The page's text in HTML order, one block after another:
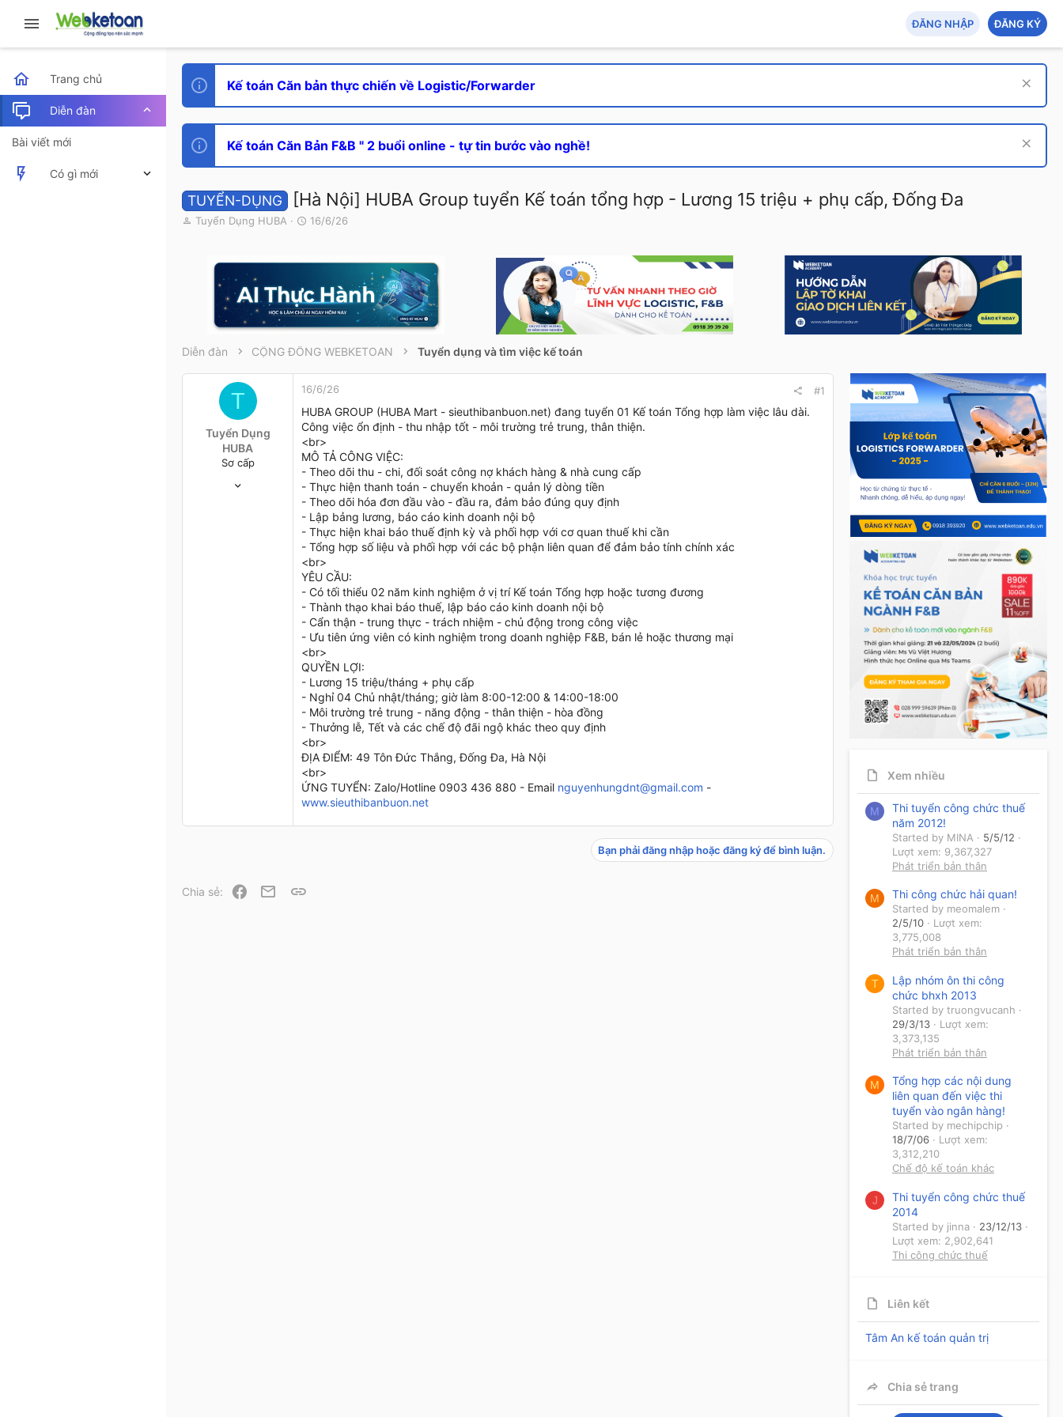
ĐĂNG NHẬP ĐĂNG KÝ
Trang chủ
Diễn đàn
Bài viết mới
Có gì mới
Kế toán Căn bản thực chiến về Logistic/Forwarder
Kế toán Căn Bản F&B " 2 buổi online - tự tin bước vào nghề!
TUYỂN-DỤNG [Hà Nội] HUBA Group tuyển Kế toán tổng hợp - Lương 15 triệu + phụ cấp, Đống Đa
T
r
e
Tuyển Dụng HUBA
N
y
ử
i
16/6/26
Diễn đàn CỘNG ĐỒNG WEBKETOAN Tuyển dụng và tìm việc kế toán
T
Tuyển Dụng
HUBA
Sơ cấp
16/6/26 #1
HUBA GROUP (HUBA Mart - sieuthibanbuon.net) đang tuyển 01 Kế toán Tổng hợp làm việc lâu dài.
Công việc ổn định - thu nhập tốt - môi trường trẻ trung, thân thiện.
<br>
MÔ TẢ CÔNG VIỆC:
- Theo dõi thu - chi, đối soát công nợ khách hàng & nhà cung cấp
- Thực hiện thanh toán - chuyển khoản - quản lý dòng tiền
- Theo dõi hóa đơn đầu vào - đầu ra, đảm bảo đúng quy định
- Lập bảng lương, báo cáo kinh doanh nội bộ
- Thực hiện khai báo thuế định kỳ và phối hợp với cơ quan thuế khi cần
- Tổng hợp số liệu và phối hợp với các bộ phận liên quan để đảm bảo tính chính xác
<br>
YÊU CẦU:
- Có tối thiểu 02 năm kinh nghiệm ở vị trí Kế toán Tổng hợp hoặc tương đương
- Thành thạo khai báo thuế, lập báo cáo kinh doanh nội bộ
- Cẩn thận - trung thực - trách nhiệm - chủ động trong công việc
- Ưu tiên ứng viên có kinh nghiệm trong doanh nghiệp F&B, bán lẻ hoặc thương mại
<br>
QUYỀN LỢI:
- Lương 15 triệu/tháng + phụ cấp
- Nghỉ 04 Chủ nhật/tháng; giờ làm 8:00-12:00 & 14:00-18:00
- Môi trường trẻ trung - năng động - thân thiện - hòa đồng
- Thưởng lễ, Tết và các chế độ đãi ngộ khác theo quy định
<br>
ĐỊA ĐIỂM: 49 Tôn Đức Thắng, Đống Đa, Hà Nội
<br>
ỨNG TUYỂN: Zalo/Hotline 0903 436 880 - Email nguyenhungdnt@gmail.com -
www.sieuthibanbuon.net
Bạn phải đăng nhập hoặc đăng ký để bình luận.
Chia sẻ: Facebook
Email Link
Xem nhiều
M
Thi tuyển công chức thuế
năm 2012!
Started by MINA
5/5/12
Lượt xem: 9,367,327
Phát triển bản thân
M Thi công chức hải quan!
Started by meomalem
2/5/10
Lượt xem:
3,775,008
Phát triển bản thân
T
Lập nhóm ôn thi công
chức bhxh 2013
Started by truongvucanh
29/3/13
Lượt xem:
3,373,135
Phát triển bản thân
M
Tổng hợp các nội dung
liên quan đến việc thi
tuyển vào ngân hàng!
Started by mechipchip
18/7/06
Lượt xem:
3,312,210
Chế độ kế toán khác
J
Thi tuyển công chức thuế
2014
Started by jinna
23/12/13
Lượt xem: 2,902,641
Thi công chức thuế
Liên kết
Tâm An kế toán quản trị
Chia sẻ trang